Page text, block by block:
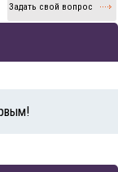
Задать свой вопрос